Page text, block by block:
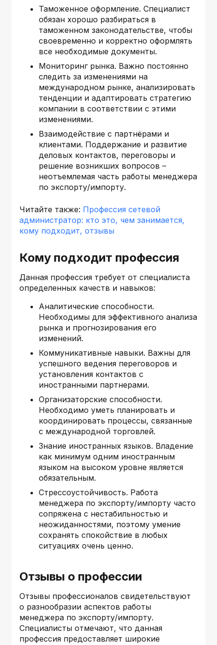
Таможенное оформление. Специалист
обязан хорошо разбираться в
таможенном законодательстве, чтобы
своевременно и корректно оформлять
все необходимые документы.
Мониторинг рынка. Важно постоянно
следить за изменениями на
международном рынке, анализировать
тенденции и адаптировать стратегию
компании в соответствии с этими
изменениями.
Взаимодействие с партнёрами и
клиентами. Поддержание и развитие
деловых контактов, переговоры и
решение возникших вопросов –
неотъемлемая часть работы менеджера
по экспорту/импорту.
Читайте также: Профессия сетевой
администратор: кто это, чем занимается,
кому подходит, отзывы
Кому подходит профессия
Данная профессия требует от специалиста
определенных качеств и навыков:
Аналитические способности.
Необходимы для эффективного анализа
рынка и прогнозирования его
изменений.
Коммуникативные навыки. Важны для
успешного ведения переговоров и
установления контактов с
иностранными партнерами.
Организаторские способности.
Необходимо уметь планировать и
координировать процессы, связанные
с международной торговлей.
Знание иностранных языков. Владение
как минимум одним иностранным
языком на высоком уровне является
обязательным.
Стрессоустойчивость. Работа
менеджера по экспорту/импорту часто
сопряжена с нестабильностью и
неожиданностями, поэтому умение
сохранять спокойствие в любых
ситуациях очень ценно.
Отзывы о профессии
Отзывы профессионалов свидетельствуют
о разнообразии аспектов работы
менеджера по экспорту/импорту.
Специалисты отмечают, что данная
профессия предоставляет широкие